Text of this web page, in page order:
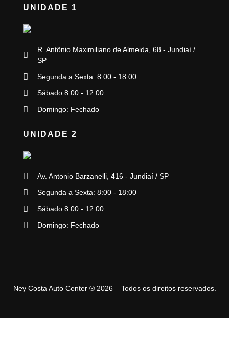
UNIDADE 1
R. Antônio Maximiliano de Almeida, 68 - Jundiaí /
SP
Segunda a Sexta: 8:00 - 18:00
Sábado:8:00 - 12:00
Domingo: Fechado
UNIDADE 2
Av. Antonio Barzanelli, 416 - Jundiaí / SP
Segunda a Sexta: 8:00 - 18:00
Sábado:8:00 - 12:00
Domingo: Fechado
Ney Costa Auto Center ® 2026 – Todos os direitos reservados.